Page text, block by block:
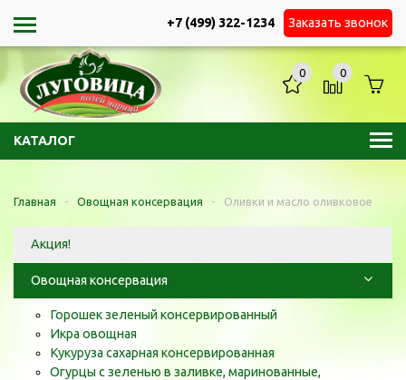
+7 (499) 322-1234 Заказать звонок
КАТАЛОГ
0 0
Главная - Овощная консервация - Оливки и масло оливковое
Акция!
Овощная консервация
Горошек зеленый консервированный
Икра овощная
Кукуруза сахарная консервированная
Огурцы с зеленью в заливке, маринованные,